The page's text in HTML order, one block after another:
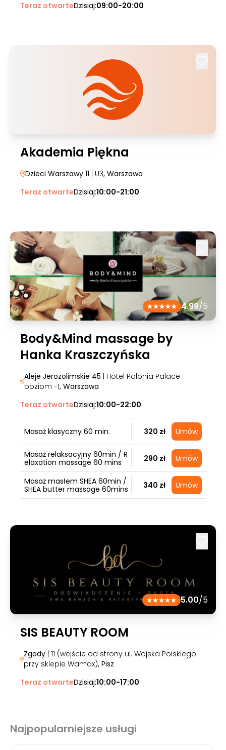
Teraz otwarteDzisiaj:09:00-20:00
Akademia Piękna
Dzieci Warszawy 11 | U3, Warszawa
Teraz otwarteDzisiaj:10:00-21:00
4.99/5
Body&Mind massage by
Hanka Kraszczyńska
Aleje Jerozolimskie 45 | Hotel Polonia Palace
poziom -1, Warszawa
Teraz otwarteDzisiaj:10:00-22:00
Masaż klasyczny 60 min. 320 zł Umów
Masaż relaksacyjny 60min / R
elaxation massage 60 mins
290 zł Umów
Masaż masłem SHEA 60min /
SHEA butter massage 60mins
340 zł Umów
5.00/5
SIS BEAUTY ROOM
Zgody| 11 (wejście od strony ul. Wojska Polskiego
przy sklepie Wamax), Pisz
Teraz otwarteDzisiaj:10:00-17:00
Najpopularniejsze usługi